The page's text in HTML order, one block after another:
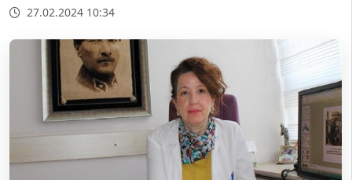
27.02.2024 10:34